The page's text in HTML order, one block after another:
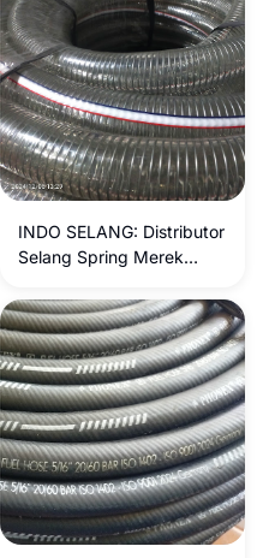
INDO SELANG: Distributor
Selang Spring Merek